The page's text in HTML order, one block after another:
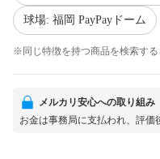
球場: 福岡 PayPayドーム
※同じ特徴を持つ商品を検索する
メルカリ安心への取り組み
お金は事務局に支払われ、評価